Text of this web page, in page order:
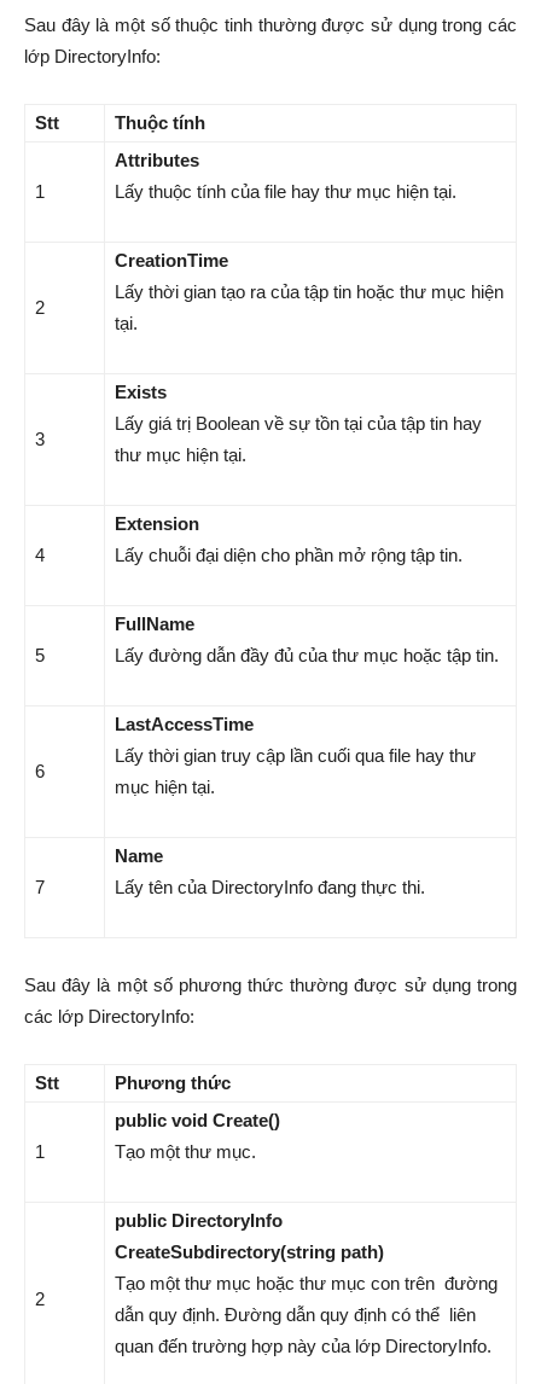
Sau đây là một số thuộc tinh thường được sử dụng trong các
lớp DirectoryInfo:
Stt Thuộc tính
1
Attributes
Lấy thuộc tính của file hay thư mục hiện tại.
2
CreationTime
Lấy thời gian tạo ra của tập tin hoặc thư mục hiện
tại.
3
Exists
Lấy giá trị Boolean về sự tồn tại của tập tin hay
thư mục hiện tại.
4
Extension
Lấy chuỗi đại diện cho phần mở rộng tập tin.
5
FullName
Lấy đường dẫn đầy đủ của thư mục hoặc tập tin.
6
LastAccessTime
Lấy thời gian truy cập lần cuối qua file hay thư
mục hiện tại.
7
Name
Lấy tên của DirectoryInfo đang thực thi.
Sau đây là một số phương thức thường được sử dụng trong
các lớp DirectoryInfo:
Stt Phương thức
1
public void Create()
Tạo một thư mục.
2
public DirectoryInfo
CreateSubdirectory(string path)
Tạo một thư mục hoặc thư mục con trên đường
dẫn quy định. Đường dẫn quy định có thể liên
quan đến trường hợp này của lớp DirectoryInfo.